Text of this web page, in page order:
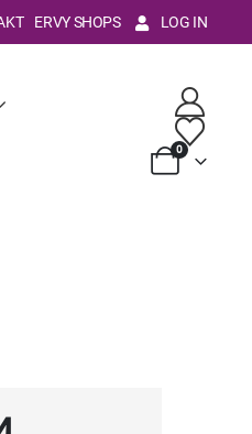
ERVY SHOPS LOG IN
0